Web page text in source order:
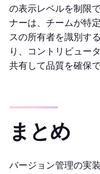
の表示レベルを制限
ナーは、チームが特
スの所有者を識別す
り、コントリビュー
共有して品質を確保で
まとめ
バージョン管理の実